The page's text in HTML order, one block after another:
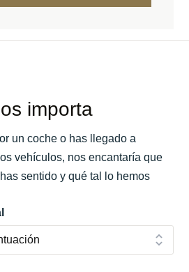
importa
un coche o has llegado a
vehículos, nos encantaría que
sentido y qué tal lo hemos